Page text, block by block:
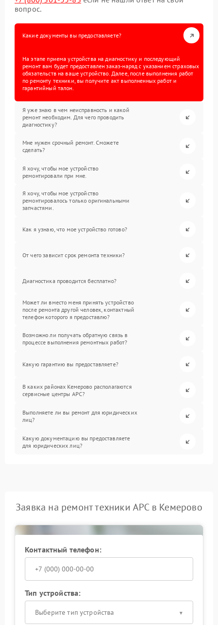
вопрос.
Какие документы вы предоставляете?
На этапе приема устройства на диагностику и последующий
ремонт вам будет предоставлен заказ-наряд с указанием страховых
обязательств на ваше устройство. Далее, после выполнения работ
по ремонту техники, вы получите акт выполненных работ и
гарантийный талон.
Я уже знаю в чем неисправность и какой
ремонт необходим. Для чего проводить
диагностику?
Мне нужен срочный ремонт. Сможете
сделать?
Я хочу, чтобы мое устройство
ремонтировали при мне.
Я хочу, чтобы мое устройство
ремонтировалось только оригинальными
запчастями.
Как я узнаю, что мое устройство готово?
От чего зависит срок ремонта техники?
Диагностика проводится бесплатно?
Может ли вместо меня принять устройство
после ремонта другой человек, контактный
телефон которого я предоставлю?
Возможно ли получать обратную связь в
процессе выполнения ремонтных работ?
Какую гарантию вы предоставляете?
В каких районах Кемерово располагаются
сервисные центры APC?
Выполняете ли вы ремонт для юридических
лиц?
Какую документацию вы предоставляете
для юридических лиц?
Заявка на ремонт техники APC в Кемерово
Контактный телефон:
Тип устройства:
Выберите тип устройства